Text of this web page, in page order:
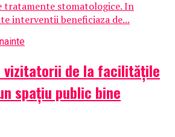
tratamente stomatologice. In
interventii beneficiaza de...
vizitatorii de la facilitățile
spațiu public bine